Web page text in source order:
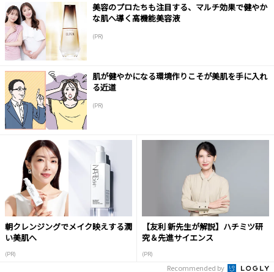
美容のプロたちも注目する、マルチ効果で健やか
な肌へ導く高機能美容液
(PR)
肌が健やかになる環境作りこそが美肌を手に入れ
る近道
(PR)
朝クレンジングでメイク映えする潤
い美肌へ
(PR)
【友利 新先生が解説】ハチミツ研
究＆先進サイエンス
(PR)
Recommended by